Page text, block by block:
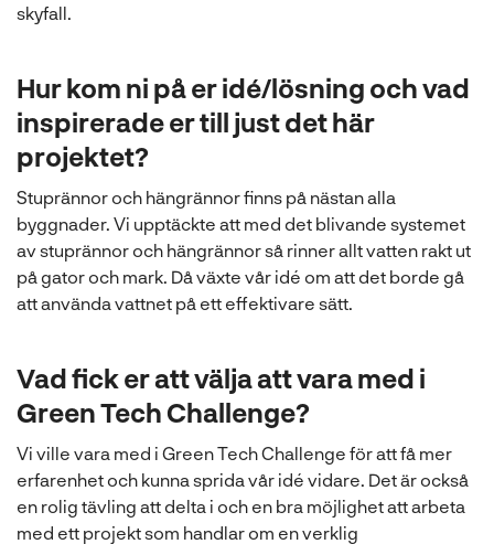
skyfall.
Hur kom ni på er idé/lösning och vad
inspirerade er till just det här
projektet?
Stuprännor och hängrännor finns på nästan alla
byggnader. Vi upptäckte att med det blivande systemet
av stuprännor och hängrännor så rinner allt vatten rakt ut
på gator och mark. Då växte vår idé om att det borde gå
att använda vattnet på ett effektivare sätt.
Vad fick er att välja att vara med i
Green Tech Challenge?
Vi ville vara med i Green Tech Challenge för att få mer
erfarenhet och kunna sprida vår idé vidare. Det är också
en rolig tävling att delta i och en bra möjlighet att arbeta
med ett projekt som handlar om en verklig